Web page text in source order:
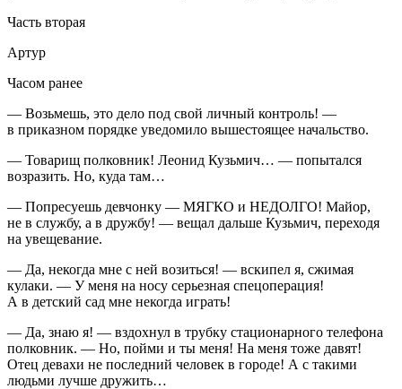
Часть вторая
Артур
Часом ранее
— Возьмешь, это дело под свой личный контроль! —
в приказном порядке уведомило вышестоящее начальство.
— Товарищ полковник! Леонид Кузьмич… — попытался
возразить. Но, куда там…
— Попресуешь девчонку — МЯГКО и НЕДОЛГО! Майор,
не в службу, а в дружбу! — вещал дальше Кузьмич, переходя
на увещевание.
— Да, некогда мне с ней возиться! — вскипел я, сжимая
кулаки. — У меня на носу серьезная спецоперация!
А в детский сад мне некогда играть!
— Да, знаю я! — вздохнул в трубку стационарного телефона
полковник. — Но, пойми и ты меня! На меня тоже давят!
Отец девахи не последний человек в городе! А с такими
людьми лучше дружить…